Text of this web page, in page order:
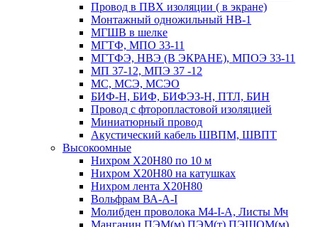
Провод в ПВХ изоляции ( в экране)
Монтажный одножильный HB-1
МГШВ в шелке
МГТФ, МПО 33-11
МГТФЭ, НВЭ (В ЭКРАНЕ), МПОЭ 33-11
МП 37-12, МПЭ 37 -12
МС, МСЭ, МСЭО
БИФ-Н, БИФ, БИФЭЗ-Н, ПТЛ, БИН
Провод с фторопластовой изоляцией
Миниатюрный провод
Акустический кабель ШВПМ, ШВПТ
Высокоомные
Нихром Х20Н80 по 10 м
Нихром Х20Н80 на катушках
Нихром лента Х20Н80
Вольфрам ВА-А-I
Молибден проволока М4-I-А, Листы Мч
Манганин ПЭМ(м) ПЭМ(т) ПЭШОМ(м)